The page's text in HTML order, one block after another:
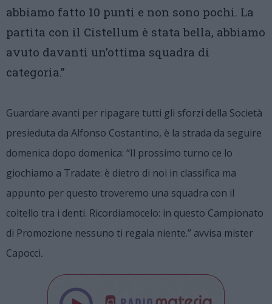
abbiamo fatto 10 punti e non sono pochi. La
partita con il Cistellum è stata bella, abbiamo
avuto davanti un’ottima squadra di
categoria.”
Guardare avanti per ripagare tutti gli sforzi della Società
presieduta da Alfonso Costantino, è la strada da seguire
domenica dopo domenica: “Il prossimo turno ce lo
giochiamo a Tradate: è dietro di noi in classifica ma
appunto per questo troveremo una squadra con il
coltello tra i denti. Ricordiamocelo: in questo Campionato
di Promozione nessuno ti regala niente.” avvisa mister
Capocci.